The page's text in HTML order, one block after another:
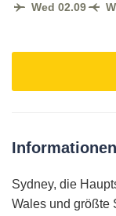
Wed 02.09
Sydney, die
Wales und größte